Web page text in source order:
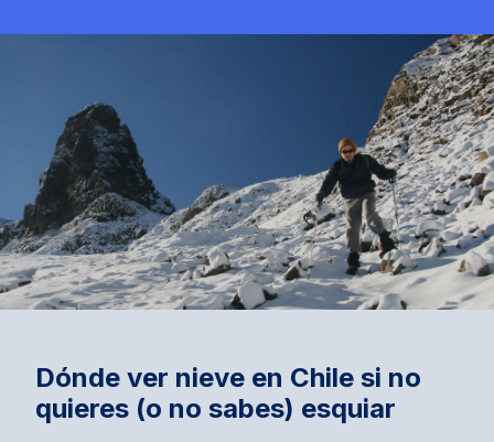
Dónde ver nieve en Chile si no
quieres (o no sabes) esquiar